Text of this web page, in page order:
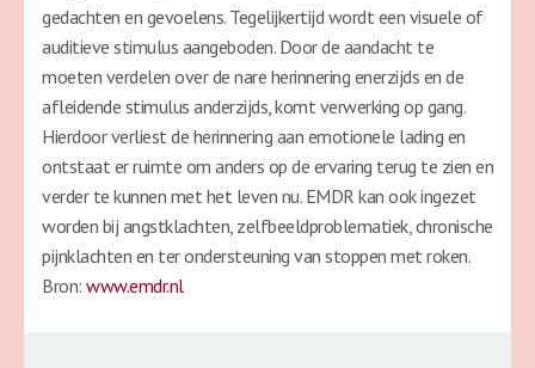
gedachten en gevoelens. Tegelijkertijd wordt een visuele of
auditieve stimulus aangeboden. Door de aandacht te
moeten verdelen over de nare herinnering enerzijds en de
afleidende stimulus anderzijds, komt verwerking op gang.
Hierdoor verliest de herinnering aan emotionele lading en
ontstaat er ruimte om anders op de ervaring terug te zien en
verder te kunnen met het leven nu. EMDR kan ook ingezet
worden bij angstklachten, zelfbeeldproblematiek, chronische
pijnklachten en ter ondersteuning van stoppen met roken.
Bron: www.emdr.nl